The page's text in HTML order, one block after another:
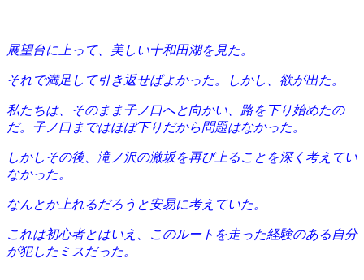
展望台に上って、美しい十和田湖を見た。
それで満足して引き返せばよかった。しかし、欲が出た。
私たちは、そのまま子ノ口へと向かい、路を下り始めたの
だ。子ノ口まではほぼ下りだから問題はなかった。
しかしその後、滝ノ沢の激坂を再び上ることを深く考えてい
なかった。
なんとか上れるだろうと安易に考えていた。
これは初心者とはいえ、このルートを走った経験のある自分
が犯したミスだった。